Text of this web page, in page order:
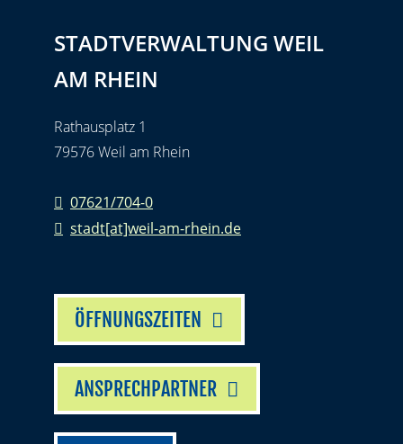
STADTVERWALTUNG WEIL
AM RHEIN
Rathausplatz 1
79576 Weil am Rhein
07621/704-0
stadt[at]weil-am-rhein.de
ÖFFNUNGSZEITEN
ANSPRECHPARTNER